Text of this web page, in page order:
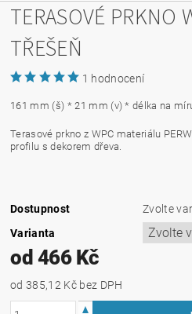
TERASOVÉ PRKNO
TŘEŠEŇ
1 hodnocení
161 mm (š) * 21 mm (v) * délka na
Terasové prkno z WPC materiálu
profilu s dekorem dřeva.
Dostupnost
Zvolte
Varianta
od 466 Kč
od 385,12 Kč bez DPH